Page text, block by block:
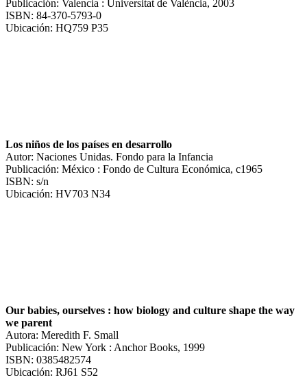
Publicación: Valencia : Universitat de València, 2003
ISBN: 84-370-5793-0
Ubicación: HQ759 P35
Los niños de los países en desarrollo
Autor: Naciones Unidas. Fondo para la Infancia
Publicación: México : Fondo de Cultura Económica, c1965
ISBN: s/n
Ubicación: HV703 N34
Our babies, ourselves : how biology and culture shape the way
we parent
Autora: Meredith F. Small
Publicación: New York : Anchor Books, 1999
ISBN: 0385482574
Ubicación: RJ61 S52